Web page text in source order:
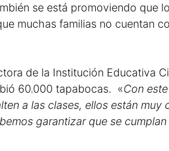
se está promoviendo que
muchas familias no cuentan
de la Institución Educativa
60.000 tapabocas. «Con
a las clases, ellos están muy
garantizar que se